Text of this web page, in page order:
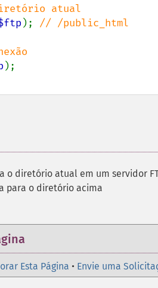
); // /public_html
o diretório atual em um servidor
para o diretório acima
Esta Página • Envie uma